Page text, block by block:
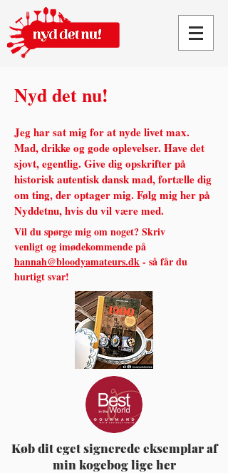
Nyd det nu!
Jeg har sat mig for at nyde livet max.
Mad, drikke og gode oplevelser. Have det
sjovt, egentlig. Give dig opskrifter på
historisk autentisk dansk mad, fortælle dig
om ting, der optager mig. Følg mig her på
Nyddetnu, hvis du vil være med.
Vil du spørge mig om noget? Skriv
venligt og imødekommende på
hannah@bloodyamateurs.dk- så får du
hurtigt svar!
Køb dit eget signerede eksemplar af
min kogebog lige her